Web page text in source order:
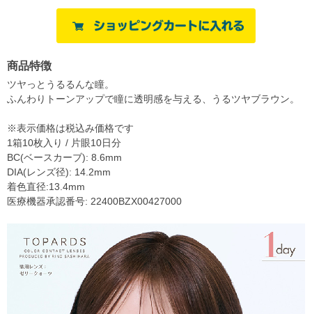
商品特徴
ツヤっとうるるんな瞳。
ふんわりトーンアップで瞳に透明感を与える、うるツヤブラウン。
※表示価格は税込み価格です
1箱10枚入り / 片眼10日分
BC(ベースカーブ): 8.6mm
DIA(レンズ径): 14.2mm
着色直径:13.4mm
医療機器承認番号: 22400BZX00427000